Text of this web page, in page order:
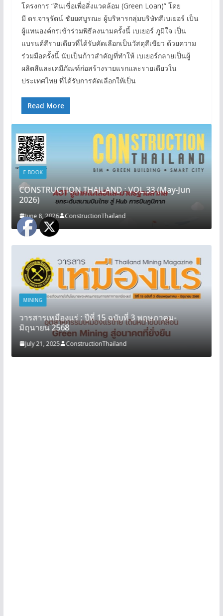
โครงการ “สินเชื่อเพื่อสิ่งแวดล้อม (Green Loan)” โดย
มี ดร.จารุรัตน์ ชัยยศบูรณะ ผู้บริหารกลุ่มบริษัทสีเบเยอร์ เป็น
ผู้แทนองค์กรเข้าร่วมพิธีลงนามครั้งนี้ เบเยอร์ ภูมิใจ เป็น
แบรนด์สีรายเดียวที่ได้รับคัดเลือกเป็นวัสดุสีเขียว ด้วยความ
ร่วมมือครั้งนี้ นับเป็นก้าวสำคัญที่ทำให้ เบเยอร์กลายเป็นผู้
ผลิตสีและเคมีภัณฑ์ก่อสร้างรายแรกและรายเดียวใน
ประเทศไทย ที่ได้รับการคัดเลือกให้เป็น
Read More
E-BOOK
CONSTRUCTION THAILAND : VOL.33 (May-Jun
2026)
June 8, 2026 ConstructionThailand
MINING
วารสารเหมืองแร่ : ปีที่ 15 ฉบับที่ 3 พฤษภาคม-
มิถุนายน 2568
July 21, 2025 ConstructionThailand